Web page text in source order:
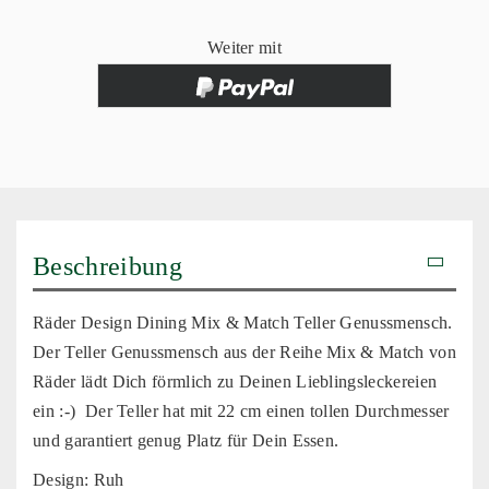
Weiter mit
Beschreibung
Räder Design Dining Mix & Match Teller Genussmensch.
Der Teller Genussmensch aus der Reihe Mix & Match von
Räder lädt Dich förmlich zu Deinen Lieblingsleckereien
ein :-) Der Teller hat mit 22 cm einen tollen Durchmesser
und garantiert genug Platz für Dein Essen.
Design: Ruh